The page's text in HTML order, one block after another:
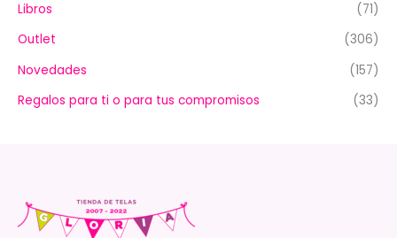
Libros
(71)
Outlet
(306)
Novedades
(157)
Regalos para ti o para tus compromisos
(33)